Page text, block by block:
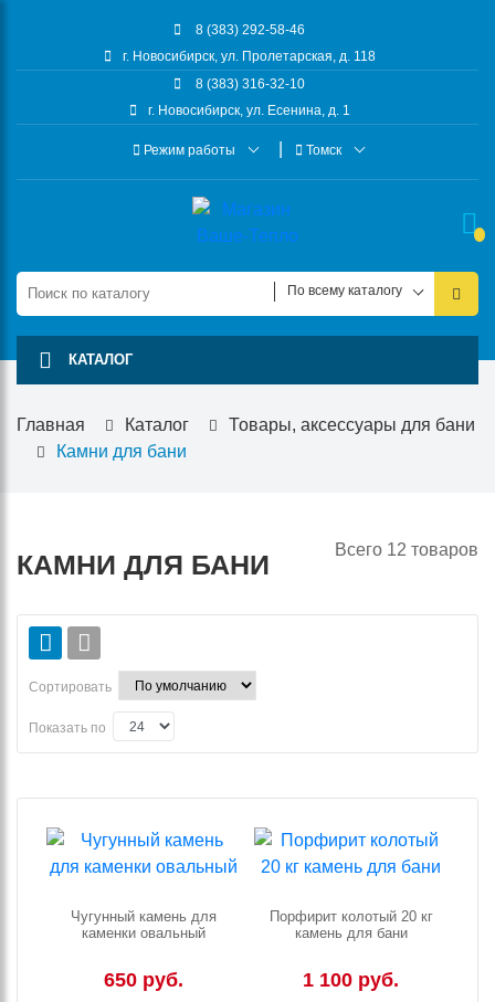
8 (383) 292-58-46
г. Новосибирск, ул. Пролетарская, д. 118
8 (383) 316-32-10
г. Новосибирск, ул. Есенина, д. 1
Режим работы Томск
По всему каталогу
КАТАЛОГ
Главная Каталог
Товары, аксессуары для бани
Камни для бани
КАМНИ ДЛЯ БАНИ Всего 12 товаров
Сортировать
Показать по
Чугунный камень для
каменки овальный
650 руб.
Порфирит колотый 20 кг
камень для бани
1 100 руб.